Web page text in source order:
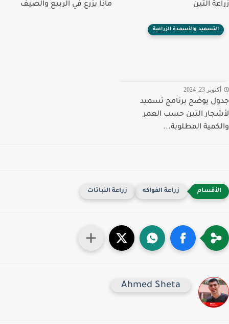
التين ماذا يزرع في الربيع والصيف
التسميد والأسمدة الزراعية
23, 2024
يوضح برنامج تسميد
التين حسب العمر
المطلوبة...
زراعة الفواكه زراعة النباتات
Ahmed Sheta